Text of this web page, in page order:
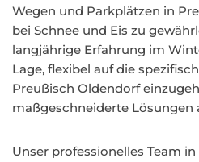
Wegen und Parkplätzen in
bei Schnee und Eis zu
langjährige Erfahrung im
Lage, flexibel auf die
Preußisch Oldendorf
maßgeschneiderte Lösungen
Unser professionelles Team